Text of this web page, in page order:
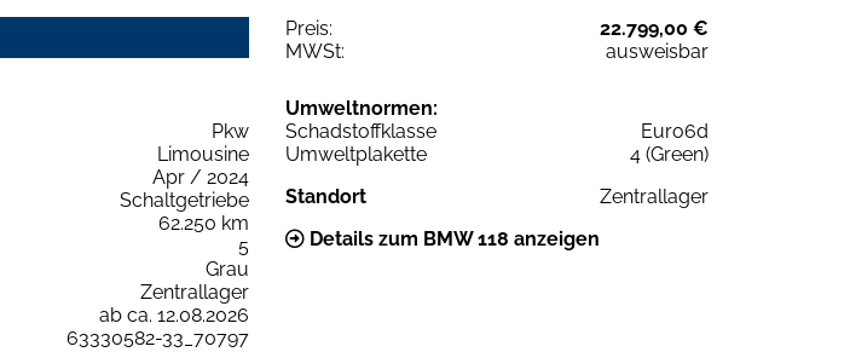
Preis:
22.799,00 €
MWSt:
ausweisbar
Pkw
Limousine
Apr / 2024
Schaltgetriebe
62.250 km
5
Grau
Zentrallager
ab ca. 12.08.2026
63330582-33_70797
Umweltnormen:
Schadstoffklasse
Euro6d
Umweltplakette
4 (Green)
Standort
Zentrallager
Details zum BMW 118 anzeigen